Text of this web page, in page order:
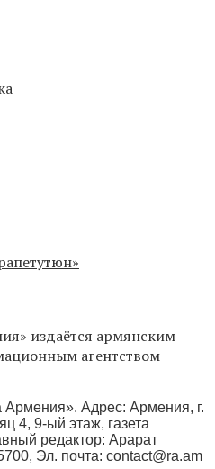
издаётся армянским
агентством
Армения». Адрес: Армения, г.
4, 9-ый этаж, газета
редактор: Арарат
Эл. почта: contact@ra.am